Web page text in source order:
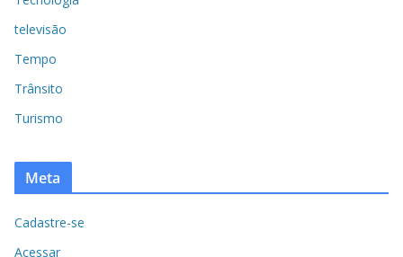
televisão
Tempo
Trânsito
Turismo
Meta
Cadastre-se
Acessar